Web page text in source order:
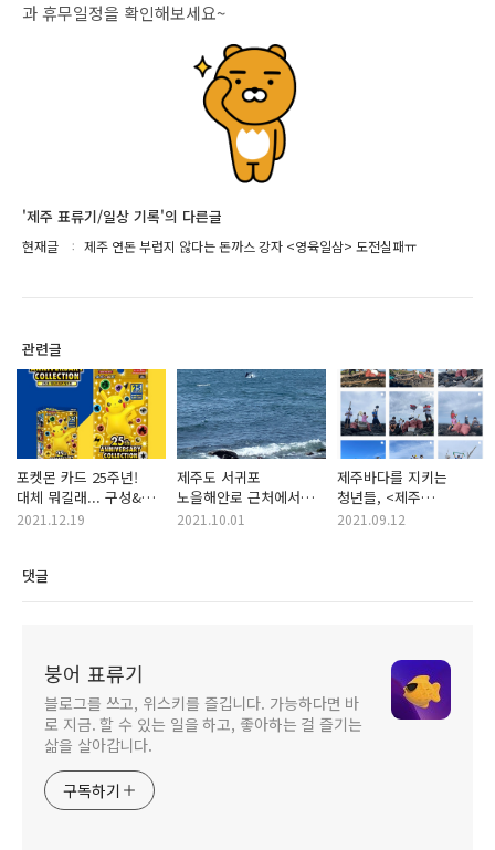
과 휴무일정을 확인해보세요~
'제주 표류기/일상 기록'의 다른글
현재글 제주 연돈 부럽지 않다는 돈까스 강자 <영육일삼> 도전실패ㅠ
관련글
포켓몬 카드 25주년!
대체 뭐길래... 구성&
가격!! 선물로 어떨까요?
2021.12.19
제주도 서귀포
노을해안로 근처에서
돌고래 영접! 위치 정보
2021.10.01
제주바다를 지키는
청년들, <제주
클린보이즈 클럽>를
2021.09.12
댓글
붕어 표류기
블로그를 쓰고, 위스키를 즐깁니다. 가능하다면 바
로 지금. 할 수 있는 일을 하고, 좋아하는 걸 즐기는
삶을 살아갑니다.
구독하기